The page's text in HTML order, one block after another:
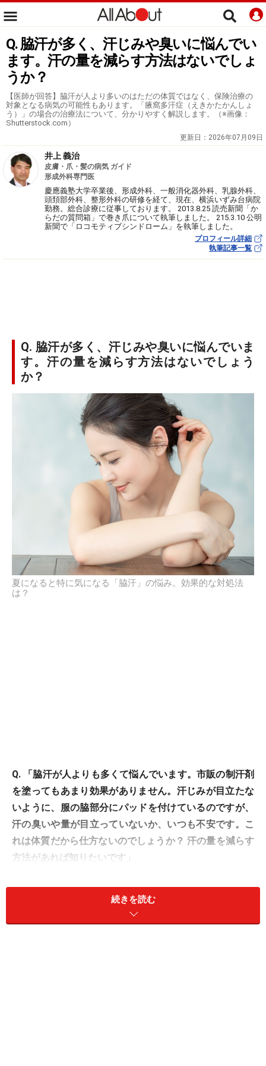
Q. 脇汗が多く、汗じみや臭いに悩んでい
ます。汗の量を減らす方法はないでしょ
うか？
【医師が回答】脇汗が人より多いのはただの体質ではなく、保険治療の
対象となる病気の可能性もあります。「腋窩多汗症（えきかたかんしょ
う）」の場合の治療法について、分かりやすく解説します。（※画像：
Shutterstock.com）
更新日： 2026年07月09日
井上 義治
皮膚・爪・髪の病気 ガイド
形成外科専門医
慶應義塾大学卒業後、形成外科、一般消化器外科、乳腺外科、
頭頚部外科、整形外科の研修を経て、現在、横浜いずみ台病院
勤務。総合診療に従事しております。 2013.8.25 読売新聞「か
らだの質問箱」で巻き爪について執筆しました。 215.3.10 公明
新聞で「ロコモティブシンドローム」を執筆しました。
プロフィール詳細
執筆記事一覧
Q. 脇汗が多く、汗じみや臭いに悩んでいま
す。汗の量を減らす方法はないでしょう
か？
夏になると特に気になる「脇汗」の悩み。効果的な対処法
は？
Q. 「脇汗が人よりも多くて悩んでいます。市販の制汗剤
を塗ってもあまり効果がありません。汗じみが目立たな
いように、服の脇部分にパッドを付けているのですが、
汗の臭いや量が目立っていないか、いつも不安です。こ
れは体質だから仕方ないのでしょうか？ 汗の量を減らす
方法があれば知りたいです」
A. 腋窩多汗症で日常生活に支障が出ている
場合、医療機関での治療も可能です
続きを読む